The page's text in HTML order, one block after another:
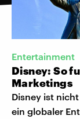
Entertainment
Disney: So
Marketings
Disney ist
ein globaler